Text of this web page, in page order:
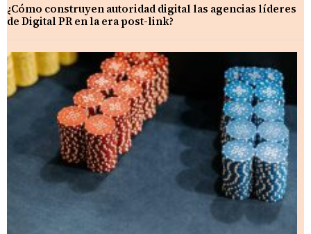
¿Cómo construyen autoridad digital las agencias líderes
de Digital PR en la era post-link?